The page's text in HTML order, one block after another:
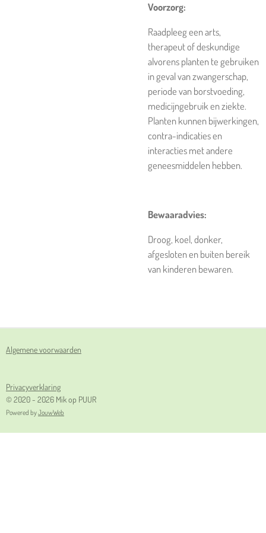
Voorzorg:
Raadpleeg een arts,
therapeut of deskundige
alvorens planten te gebruiken
in geval van zwangerschap,
periode van borstvoeding,
medicijngebruik en ziekte.
Planten kunnen bijwerkingen,
contra-indicaties en
interacties met andere
geneesmiddelen hebben.
Bewaaradvies:
Droog, koel, donker,
afgesloten en buiten bereik
van kinderen bewaren.
Algemene voorwaarden
Privacyverklaring
© 2020 - 2026 Mik op PUUR
Powered byJouwWeb